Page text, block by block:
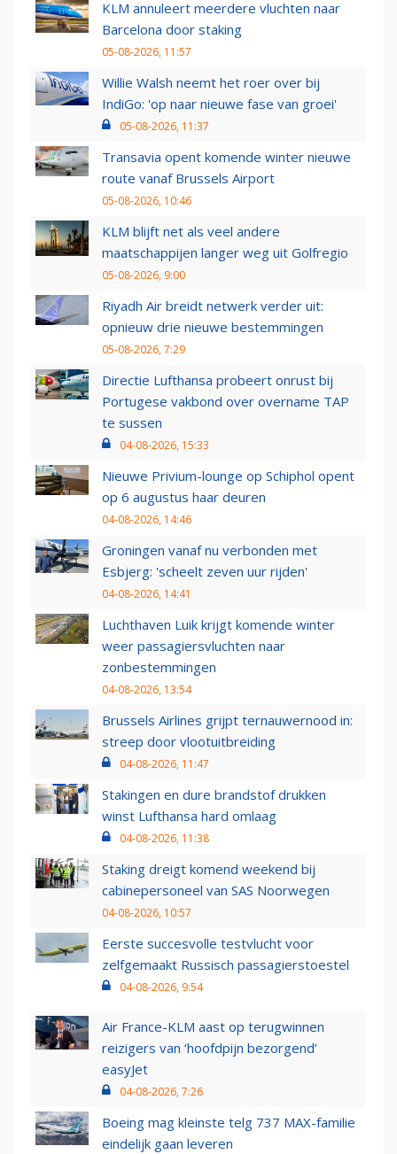
KLM annuleert meerdere vluchten naar
Barcelona door staking
05-08-2026, 11:57
Willie Walsh neemt het roer over bij
IndiGo: 'op naar nieuwe fase van groei'
05-08-2026, 11:37
Transavia opent komende winter nieuwe
route vanaf Brussels Airport
05-08-2026, 10:46
KLM blijft net als veel andere
maatschappijen langer weg uit Golfregio
05-08-2026, 9:00
Riyadh Air breidt netwerk verder uit:
opnieuw drie nieuwe bestemmingen
05-08-2026, 7:29
Directie Lufthansa probeert onrust bij
Portugese vakbond over overname TAP
te sussen
04-08-2026, 15:33
Nieuwe Privium-lounge op Schiphol opent
op 6 augustus haar deuren
04-08-2026, 14:46
Groningen vanaf nu verbonden met
Esbjerg: 'scheelt zeven uur rijden'
04-08-2026, 14:41
Luchthaven Luik krijgt komende winter
weer passagiersvluchten naar
zonbestemmingen
04-08-2026, 13:54
Brussels Airlines grijpt ternauwernood in:
streep door vlootuitbreiding
04-08-2026, 11:47
Stakingen en dure brandstof drukken
winst Lufthansa hard omlaag
04-08-2026, 11:38
Staking dreigt komend weekend bij
cabinepersoneel van SAS Noorwegen
04-08-2026, 10:57
Eerste succesvolle testvlucht voor
zelfgemaakt Russisch passagierstoestel
04-08-2026, 9:54
Air France-KLM aast op terugwinnen
reizigers van ‘hoofdpijn bezorgend’
easyJet
04-08-2026, 7:26
Boeing mag kleinste telg 737 MAX-familie
eindelijk gaan leveren